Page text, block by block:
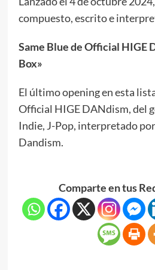
compuesto, escrito e
Same Blue de Official HIGE
Box»
El último opening en esta
Official HIGE DANdism, del
Indie, J-Pop, interpretado
Dandism.
Comparte en tus